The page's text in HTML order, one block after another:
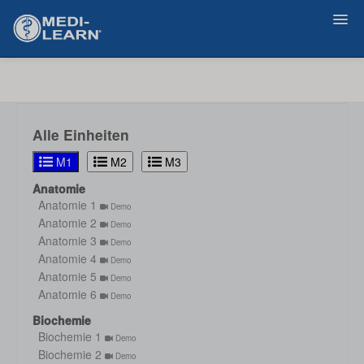
Alle Einheiten
M1 M2
M3
Anatomie
Anatomie 1
Demo
Anatomie 2 Demo
Anatomie 3 Demo
Anatomie 4 Demo
Anatomie 5 Demo
Anatomie 6 Demo
Biochemie
Biochemie 1
Demo
Biochemie 2 Demo